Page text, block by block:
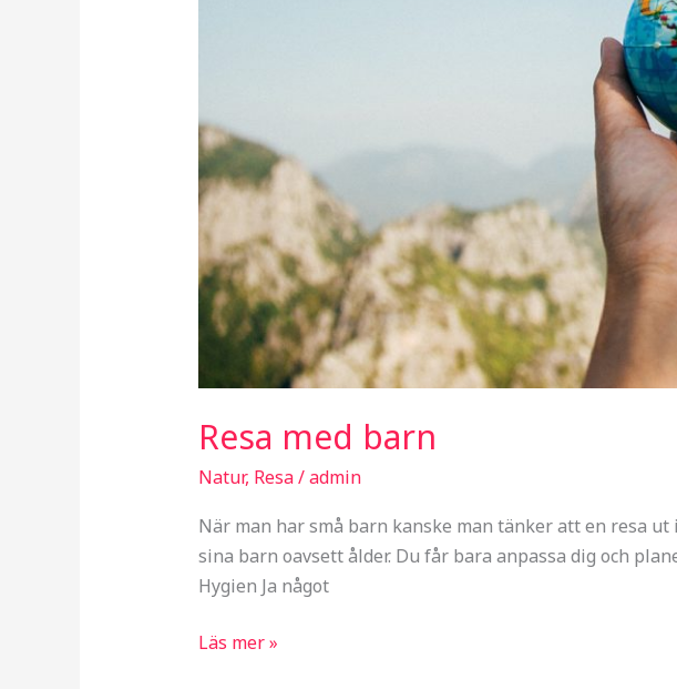
Resa med barn
Natur, Resa/admin
När man har små barn kanske man tänker att en resa
sina barn oavsett ålder. Du får bara anpassa dig och
Hygien Ja något
Läs mer »